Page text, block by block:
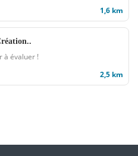
1,6 km
à évaluer !
2,5 km